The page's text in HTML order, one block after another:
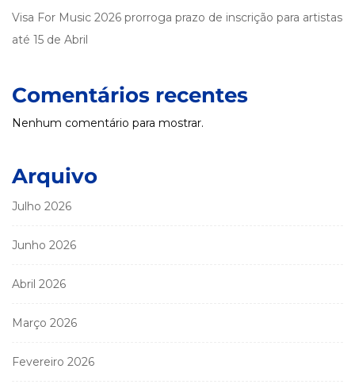
Visa For Music 2026 prorroga prazo de inscrição para artistas
até 15 de Abril
Comentários recentes
Nenhum comentário para mostrar.
Arquivo
Julho 2026
Junho 2026
Abril 2026
Março 2026
Fevereiro 2026